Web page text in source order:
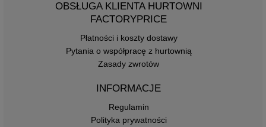
OBSŁUGA KLIENTA HURTOWNI
FACTORYPRICE
Płatności i koszty dostawy
Pytania o współpracę z hurtownią
Zasady zwrotów
INFORMACJE
Regulamin
Polityka prywatności